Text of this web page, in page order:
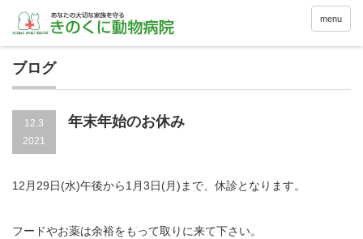
menu
ブログ
12.3
2021
年末年始のお休み
12月29日(水)午後から1月3日(月)まで、休診となります。
フードやお薬は余裕をもって取りに来て下さい。